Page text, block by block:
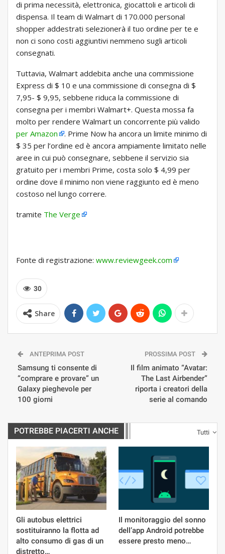
di prima necessità, elettronica, giocattoli e articoli di
dispensa. Il team di Walmart di 170.000 personal
shopper addestrati selezionerà il tuo ordine per te e
non ci sono costi aggiuntivi nemmeno sugli articoli
consegnati.
Tuttavia, Walmart addebita anche una commissione
Express di $ 10 e una commissione di consegna di $
7,95- $ 9,95, sebbene riduca la commissione di
consegna per i membri Walmart+. Questa mossa fa
molto per rendere Walmart un concorrente più valido
per Amazon
. Prime Now ha ancora un limite minimo di
$ 35 per l’ordine ed è ancora ampiamente limitato nelle
aree in cui può consegnare, sebbene il servizio sia
gratuito per i membri Prime, costa solo $ 4,99 per
ordine dove il minimo non viene raggiunto ed è meno
costoso nel lungo correre.
tramite The Verge
Fonte di registrazione: www.reviewgeek.com
30
Share
ANTEPRIMA POST
Samsung ti consente di
“comprare e provare” un
Galaxy pieghevole per
100 giorni
PROSSIMA POST
Il film animato “Avatar:
The Last Airbender”
riporta i creatori della
serie al comando
Tutti
POTREBBE PIACERTI ANCHE
Gli autobus elettrici
sostituiranno la flotta ad
alto consumo di gas di un
distretto…
Il monitoraggio del sonno
dell’app Android potrebbe
essere presto meno…